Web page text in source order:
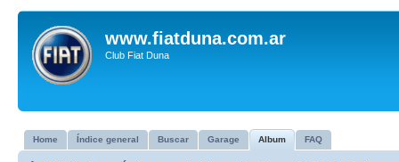
www.fiatduna.com.ar
Club Fiat Duna
Home Índice general Buscar Garage Album FAQ